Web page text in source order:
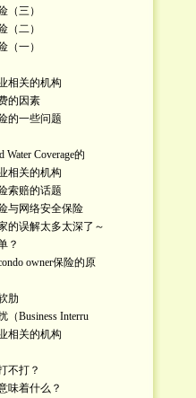
（三）
（二）
（一）
相关的机构
的因素
的一些问题
Water Coverage的
相关的机构
索赔的话题
与网络安全保险
的误解太多太深了～
？
owner保险的原
肋
（Business Interru
相关的机构
不打？
味着什么？